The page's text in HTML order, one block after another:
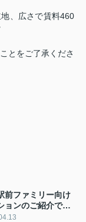
、広さで賃料460
とをご了承くださ
前ファミリー向け
ョンのご紹介で